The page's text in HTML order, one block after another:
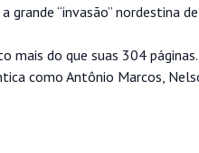
“invasão” nordestina
mais do que suas 304
como Antônio Marcos,